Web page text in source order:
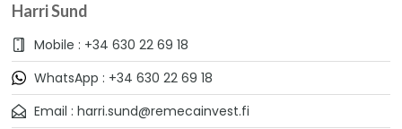
Harri Sund
Mobile : +34 630 22 69 18
WhatsApp : +34 630 22 69 18
Email : harri.sund@remecainvest.fi